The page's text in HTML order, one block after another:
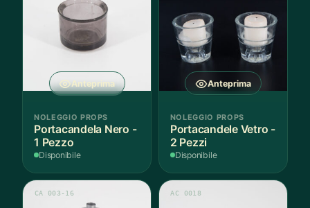
Anteprima
NOLEGGIO PROPS
Portacandela Nero -
1 Pezzo
Disponibile
Anteprima
NOLEGGIO PROPS
Portacandele Vetro -
2 Pezzi
Disponibile
CA 003-16 AC 0018